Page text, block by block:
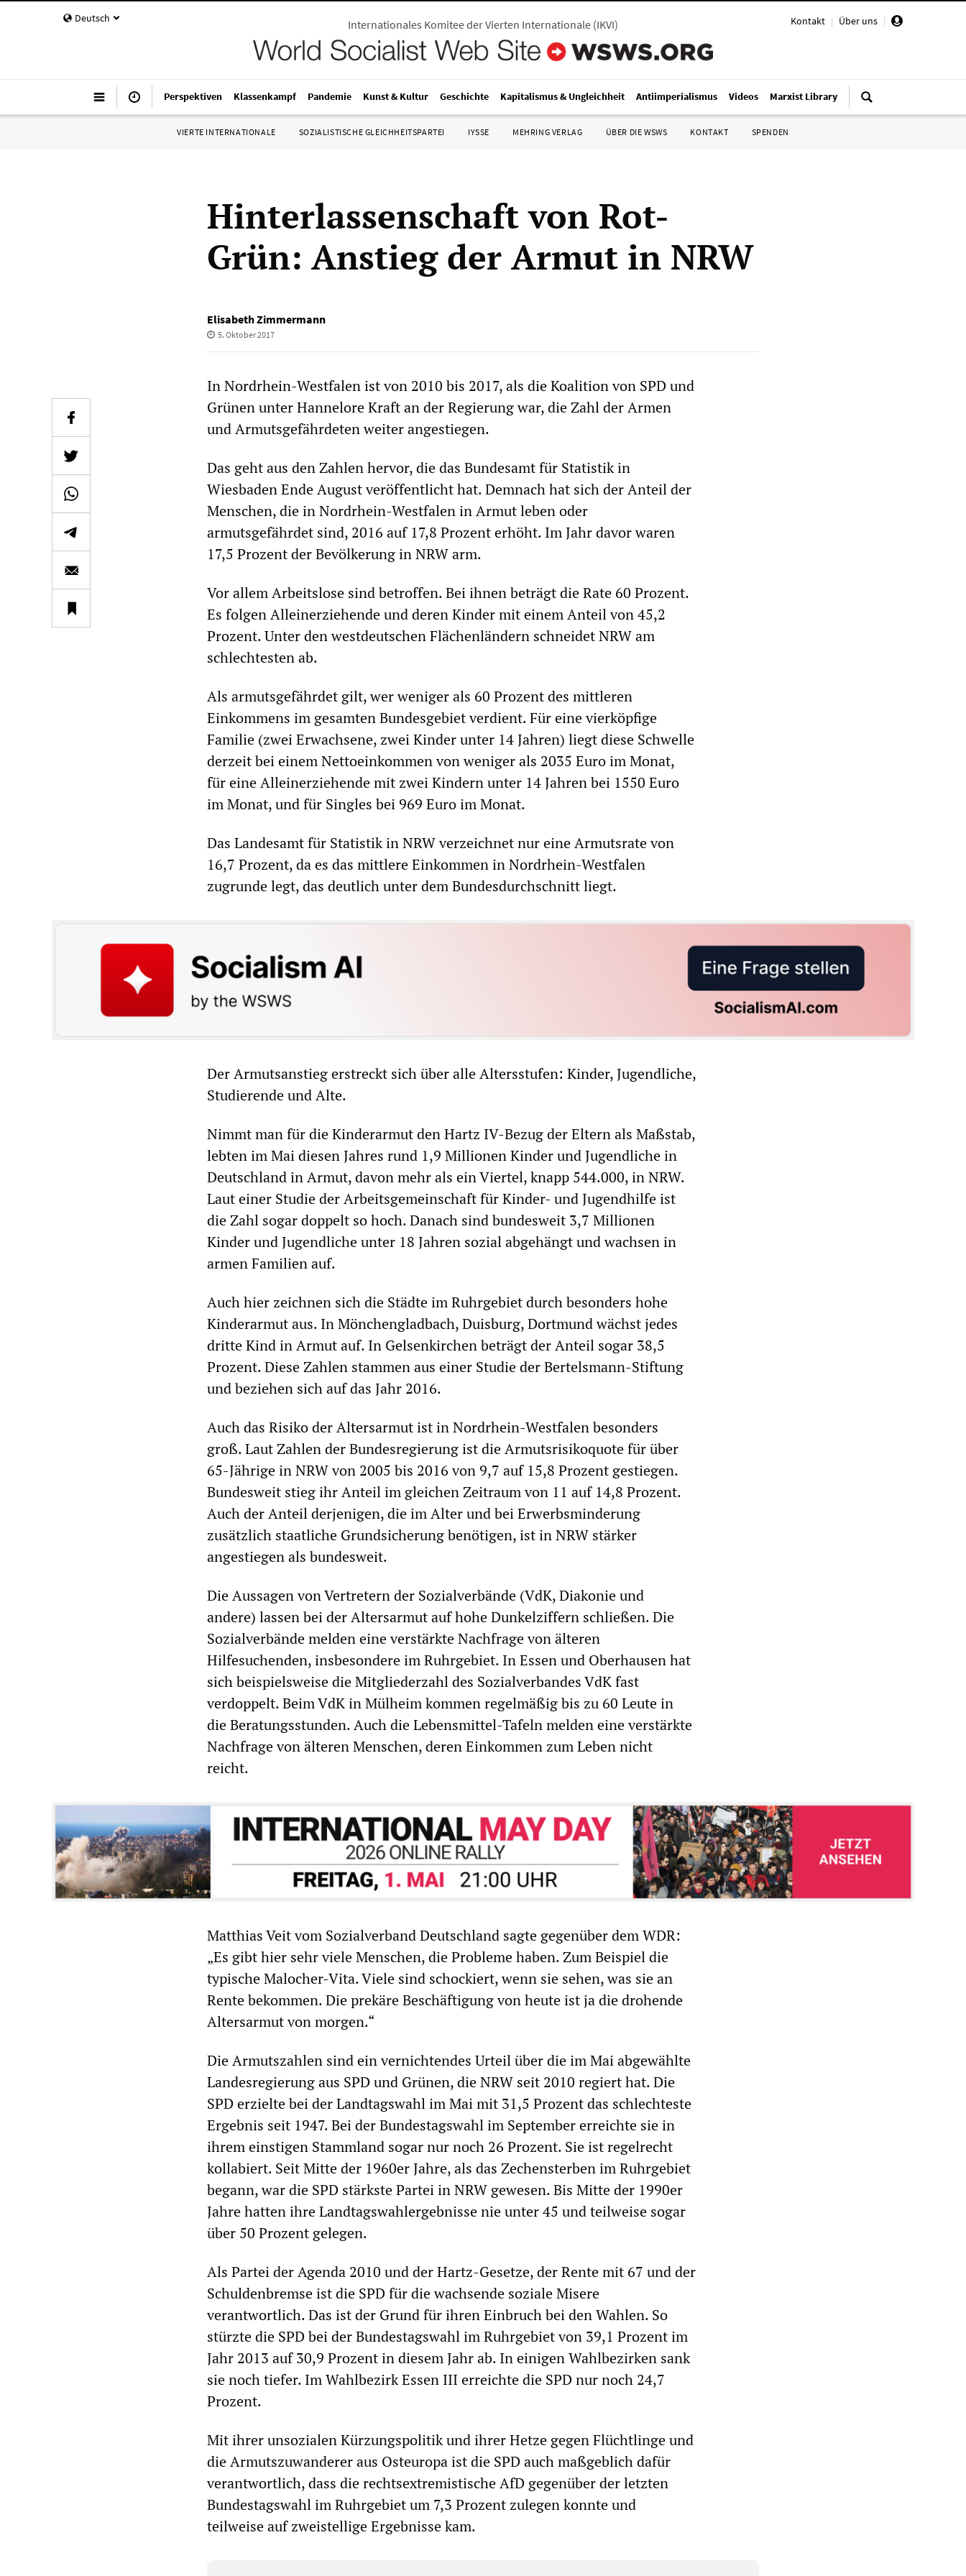
Deutsch Kontakt | Über uns |
Internationales Komitee der Vierten Internationale (IKVI)
Perspektiven Klassenkampf Pandemie Kunst & Kultur Geschichte Kapitalismus & Ungleichheit Antiimperialismus Videos Marxist Library
VIERTE INTERNATIONALE SOZIALISTISCHE GLEICHHEITSPARTEI IYSSE MEHRING VERLAG ÜBER DIE WSWS KONTAKT SPENDEN
Hinterlassenschaft von Rot-
Grün: Anstieg der Armut in NRW
Elisabeth Zimmermann
5. Oktober 2017
In Nordrhein-Westfalen ist von 2010 bis 2017, als die Koalition von SPD und
Grünen unter Hannelore Kraft an der Regierung war, die Zahl der Armen
und Armutsgefährdeten weiter angestiegen.
Das geht aus den Zahlen hervor, die das Bundesamt für Statistik in
Wiesbaden Ende August veröffentlicht hat. Demnach hat sich der Anteil der
Menschen, die in Nordrhein-Westfalen in Armut leben oder
armutsgefährdet sind, 2016 auf 17,8 Prozent erhöht. Im Jahr davor waren
17,5 Prozent der Bevölkerung in NRW arm.
Vor allem Arbeitslose sind betroffen. Bei ihnen beträgt die Rate 60 Prozent.
Es folgen Alleinerziehende und deren Kinder mit einem Anteil von 45,2
Prozent. Unter den westdeutschen Flächenländern schneidet NRW am
schlechtesten ab.
Als armutsgefährdet gilt, wer weniger als 60 Prozent des mittleren
Einkommens im gesamten Bundesgebiet verdient. Für eine vierköpfige
Familie (zwei Erwachsene, zwei Kinder unter 14 Jahren) liegt diese Schwelle
derzeit bei einem Nettoeinkommen von weniger als 2035 Euro im Monat,
für eine Alleinerziehende mit zwei Kindern unter 14 Jahren bei 1550 Euro
im Monat, und für Singles bei 969 Euro im Monat.
Das Landesamt für Statistik in NRW verzeichnet nur eine Armutsrate von
16,7 Prozent, da es das mittlere Einkommen in Nordrhein-Westfalen
zugrunde legt, das deutlich unter dem Bundesdurchschnitt liegt.
Der Armutsanstieg erstreckt sich über alle Altersstufen: Kinder, Jugendliche,
Studierende und Alte.
Nimmt man für die Kinderarmut den Hartz IV-Bezug der Eltern als Maßstab,
lebten im Mai diesen Jahres rund 1,9 Millionen Kinder und Jugendliche in
Deutschland in Armut, davon mehr als ein Viertel, knapp 544.000, in NRW.
Laut einer Studie der Arbeitsgemeinschaft für Kinder- und Jugendhilfe ist
die Zahl sogar doppelt so hoch. Danach sind bundesweit 3,7 Millionen
Kinder und Jugendliche unter 18 Jahren sozial abgehängt und wachsen in
armen Familien auf.
Auch hier zeichnen sich die Städte im Ruhrgebiet durch besonders hohe
Kinderarmut aus. In Mönchengladbach, Duisburg, Dortmund wächst jedes
dritte Kind in Armut auf. In Gelsenkirchen beträgt der Anteil sogar 38,5
Prozent. Diese Zahlen stammen aus einer Studie der Bertelsmann-Stiftung
und beziehen sich auf das Jahr 2016.
Auch das Risiko der Altersarmut ist in Nordrhein-Westfalen besonders
groß. Laut Zahlen der Bundesregierung ist die Armutsrisikoquote für über
65-Jährige in NRW von 2005 bis 2016 von 9,7 auf 15,8 Prozent gestiegen.
Bundesweit stieg ihr Anteil im gleichen Zeitraum von 11 auf 14,8 Prozent.
Auch der Anteil derjenigen, die im Alter und bei Erwerbsminderung
zusätzlich staatliche Grundsicherung benötigen, ist in NRW stärker
angestiegen als bundesweit.
Die Aussagen von Vertretern der Sozialverbände (VdK, Diakonie und
andere) lassen bei der Altersarmut auf hohe Dunkelziffern schließen. Die
Sozialverbände melden eine verstärkte Nachfrage von älteren
Hilfesuchenden, insbesondere im Ruhrgebiet. In Essen und Oberhausen hat
sich beispielsweise die Mitgliederzahl des Sozialverbandes VdK fast
verdoppelt. Beim VdK in Mülheim kommen regelmäßig bis zu 60 Leute in
die Beratungsstunden. Auch die Lebensmittel-Tafeln melden eine verstärkte
Nachfrage von älteren Menschen, deren Einkommen zum Leben nicht
reicht.
Matthias Veit vom Sozialverband Deutschland sagte gegenüber dem WDR:
„Es gibt hier sehr viele Menschen, die Probleme haben. Zum Beispiel die
typische Malocher-Vita. Viele sind schockiert, wenn sie sehen, was sie an
Rente bekommen. Die prekäre Beschäftigung von heute ist ja die drohende
Altersarmut von morgen.“
Die Armutszahlen sind ein vernichtendes Urteil über die im Mai abgewählte
Landesregierung aus SPD und Grünen, die NRW seit 2010 regiert hat. Die
SPD erzielte bei der Landtagswahl im Mai mit 31,5 Prozent das schlechteste
Ergebnis seit 1947. Bei der Bundestagswahl im September erreichte sie in
ihrem einstigen Stammland sogar nur noch 26 Prozent. Sie ist regelrecht
kollabiert. Seit Mitte der 1960er Jahre, als das Zechensterben im Ruhrgebiet
begann, war die SPD stärkste Partei in NRW gewesen. Bis Mitte der 1990er
Jahre hatten ihre Landtagswahlergebnisse nie unter 45 und teilweise sogar
über 50 Prozent gelegen.
Als Partei der Agenda 2010 und der Hartz-Gesetze, der Rente mit 67 und der
Schuldenbremse ist die SPD für die wachsende soziale Misere
verantwortlich. Das ist der Grund für ihren Einbruch bei den Wahlen. So
stürzte die SPD bei der Bundestagswahl im Ruhrgebiet von 39,1 Prozent im
Jahr 2013 auf 30,9 Prozent in diesem Jahr ab. In einigen Wahlbezirken sank
sie noch tiefer. Im Wahlbezirk Essen III erreichte die SPD nur noch 24,7
Prozent.
Mit ihrer unsozialen Kürzungspolitik und ihrer Hetze gegen Flüchtlinge und
die Armutszuwanderer aus Osteuropa ist die SPD auch maßgeblich dafür
verantwortlich, dass die rechtsextremistische AfD gegenüber der letzten
Bundestagswahl im Ruhrgebiet um 7,3 Prozent zulegen konnte und
teilweise auf zweistellige Ergebnisse kam.